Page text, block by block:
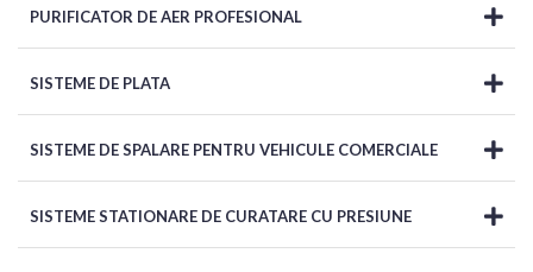
PURIFICATOR DE AER PROFESIONAL
SISTEME DE PLATA
SISTEME DE SPALARE PENTRU VEHICULE COMERCIALE
SISTEME STATIONARE DE CURATARE CU PRESIUNE